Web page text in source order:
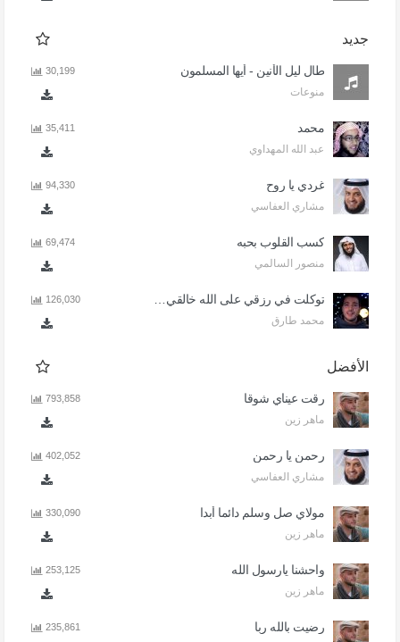
جديد
طال ليل الأنين - أيها المسلمون
منوعات
30,199
محمد
عبد الله المهداوي
35,411
غردي يا روح
مشاري العفاسي
94,330
كسب القلوب بحبه
منصور السالمي
69,474
محمد طارق
126,030
الأفضل
رقت عيناي شوقا
ماهر زين
793,858
رحمن يا رحمن
مشاري العفاسي
402,052
مولاي صل وسلم دائما أبدا
ماهر زين
330,090
واحشنا يارسول الله
ماهر زين
253,125
رضيت بالله ربا 235,861